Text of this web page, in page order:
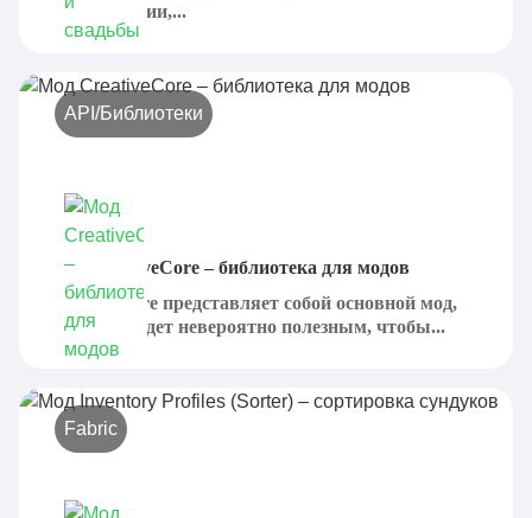
модификации,...
API/Библиотеки
Мод CreativeCore – библиотека для модов
CreativeCore представляет собой основной мод,
который будет невероятно полезным, чтобы...
Fabric